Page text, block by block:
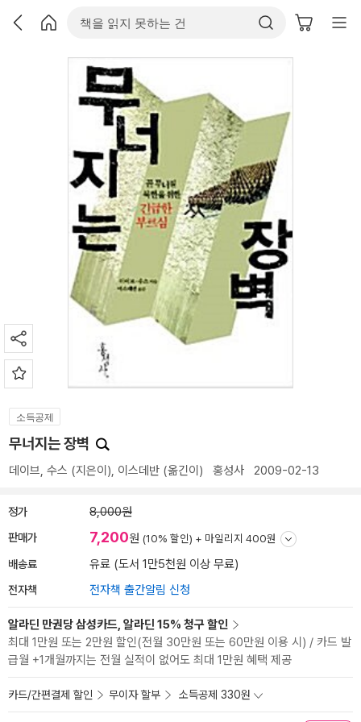
소득공제
무너지는 장벽
데이브, 수스 (지은이), 이스데반 (옮긴이) 홍성사 2009-02-13
정가 8,000원
판매가 7,200원 (10% 할인) + 마일리지 400원
배송료 유료 (도서 1만5천원 이상 무료)
전자책 전자책 출간알림 신청
알라딘 만권당 삼성카드, 알라딘 15% 청구 할인
최대 1만원 또는 2만원 할인(전월 30만원 또는 60만원 이용 시) / 카드 발
급월 +1개월까지는 전월 실적이 없어도 최대 1만원 혜택 제공
카드/간편결제 할인 무이자 할부 소득공제 330원